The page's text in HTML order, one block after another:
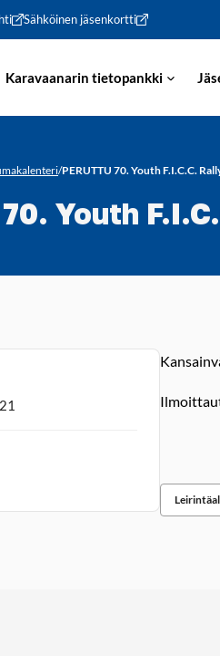
Sähköinen jäsenkortti
Karavaanarin tietopankki
/PERUTTU 70. Youth F.I.C.C.
70. Youth